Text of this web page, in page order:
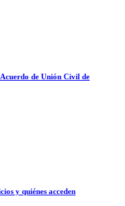
de Unión Civil de
y quiénes acceden